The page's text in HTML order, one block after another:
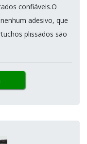
confiáveis.O
adesivo, que
plissados são